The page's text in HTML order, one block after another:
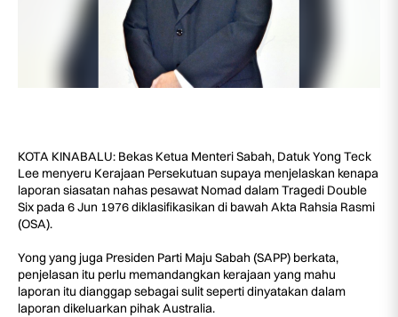
KOTA KINABALU: Bekas Ketua Menteri Sabah, Datuk Yong Teck
Lee menyeru Kerajaan Persekutuan supaya menjelaskan kenapa
laporan siasatan nahas pesawat Nomad dalam Tragedi Double
Six pada 6 Jun 1976 diklasifikasikan di bawah Akta Rahsia Rasmi
(OSA).
Yong yang juga Presiden Parti Maju Sabah (SAPP) berkata,
penjelasan itu perlu memandangkan kerajaan yang mahu
laporan itu dianggap sebagai sulit seperti dinyatakan dalam
laporan dikeluarkan pihak Australia.